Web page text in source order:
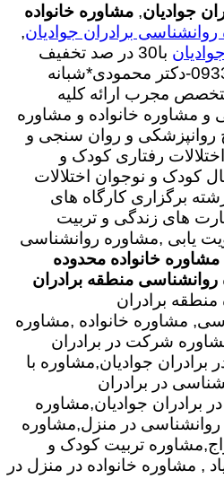
جوادیان, مشاوره خانواده
برادران جوادیان,
با30 در صد تخفیف
بیمه رایگان-*-09334315660-دکتر محمودی*شبانه
مجرب ارائه کلیه
و مشاوره خانواده و مشاوره
روانپزشکی و روان سنجی و
رفتاری کودک و
کودک و نوجوان اختلالات
برگزاری کارگاه های
های زندگی و تربیت
یابی ,مشاوره روانشناسی
مشاوره خانواده محدوده
منطقه برادران
منطقه برادران
مشاوره خانواده ,مشاوره
شرکت در برادران
برادران جوادیان,مشاوره با
در برادران
برادران جوادیان,مشاوره
روانشناسی در منزل,مشاوره
تربیت کودک و
, مشاوره خانواده در منزل در